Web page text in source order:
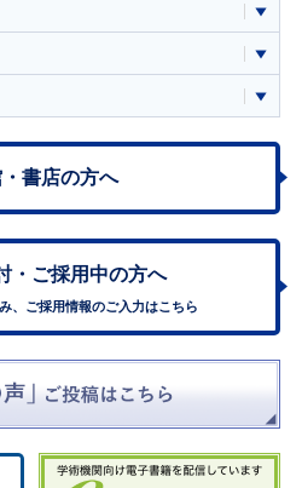
・書店の方へ
・ ご採用中の方へ
、ご採用情報のご入力はこちら